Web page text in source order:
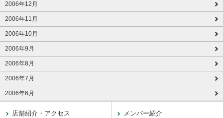
2006年12月
2006年11月
2006年10月
2006年9月
2006年8月
2006年7月
2006年6月
店舗紹介・アクセス メンバー紹介